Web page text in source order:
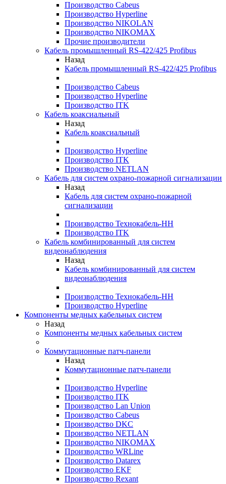
Производство Cabeus
Производство Hyperline
Производство NIKOLAN
Производство NIKOMAX
Прочие производители
Кабель промышленный RS-422/425 Profibus
Назад
Кабель промышленный RS-422/425 Profibus
Производство Cabeus
Производство Hyperline
Производство ITK
Кабель коаксиальный
Назад
Кабель коаксиальный
Производство Hyperline
Производство ITK
Производство NETLAN
Кабель для систем охрано-пожарной сигнализации
Назад
Кабель для систем охрано-пожарной
сигнализации
Производство Технокабель-НН
Производство ITK
Кабель комбинированный для систем
видеонаблюдения
Назад
Кабель комбинированный для систем
видеонаблюдения
Производство Технокабель-НН
Производство Hyperline
Компоненты медных кабельных систем
Назад
Компоненты медных кабельных систем
Коммутационные патч-панели
Назад
Коммутационные патч-панели
Производство Hyperline
Производство ITK
Производство Lan Union
Производство Cabeus
Производство DKC
Производство NETLAN
Производство NIKOMAX
Производство WRLine
Производство Datarex
Производство EKF
Производство Rexant